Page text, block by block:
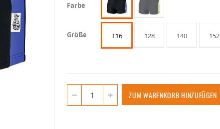
Farbe
Größe 116 128 140 152
ZUM WARENKORB HINZUFÜGEN